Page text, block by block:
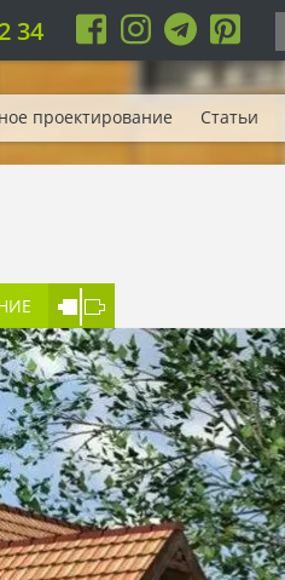
34
проектирование Статьи